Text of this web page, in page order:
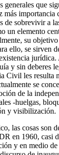
generales que
más importancia
de sobrevivir a
un elemento
su
ello, se sirven
y sin deberes
Civil les resulta
se
de la
-huelgas,
y visibilización.
las cosas son
en 1960, casi
y en medio de